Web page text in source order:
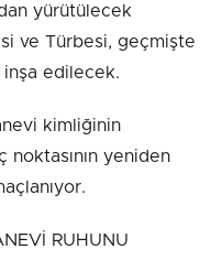
yürütülecek
ve Türbesi, geçmişte
inşa edilecek.
kimliğinin
noktasının yeniden
RUHUNU